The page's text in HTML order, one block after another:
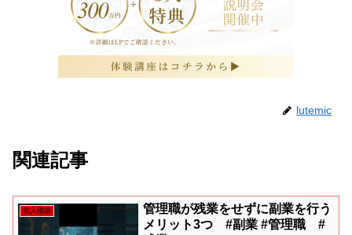
lutemic
関連記事
収入構築
管理職が残業をせずに副業を行う
メリット3つ #副業 #管理職 #